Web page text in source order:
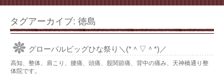
へ
ッ
プ
タグアーカイブ: 徳島
グローバルビッグひな祭り＼(*＾▽＾*)／
高知、整体、肩こり、腰痛、頭痛、股関節痛、背中の痛み、天神橋通り整
体院です。